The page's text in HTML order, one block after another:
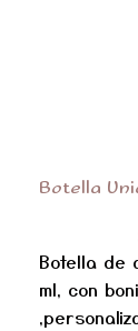
Botella
Botella de
ml, con